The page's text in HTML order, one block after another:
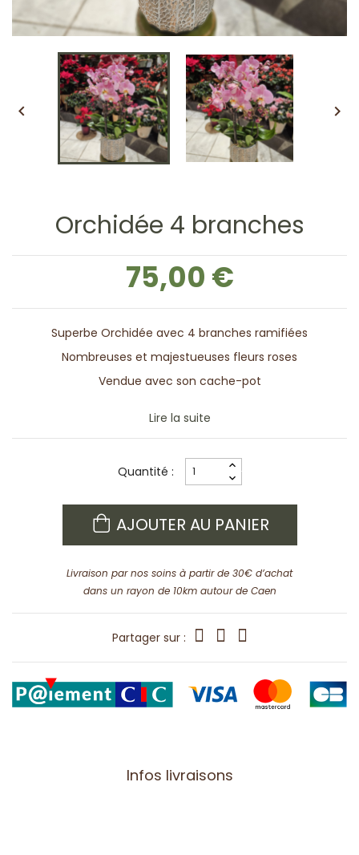
 
Orchidée 4 branches
75,00 €
Superbe Orchidée avec 4 branches ramifiées
Nombreuses et majestueuses fleurs roses
Vendue avec son cache-pot
Lire la suite
Quantité :
AJOUTER AU PANIER
Livraison par nos soins à partir de 30€ d’achat
dans un rayon de 10km autour de Caen
Partager sur :
Infos livraisons